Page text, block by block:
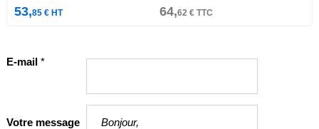
53,85€HT 64,62€TTC
E-mail *
Votre message